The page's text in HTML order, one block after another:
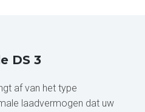
DS 3
af van het type
laadvermogen dat uw